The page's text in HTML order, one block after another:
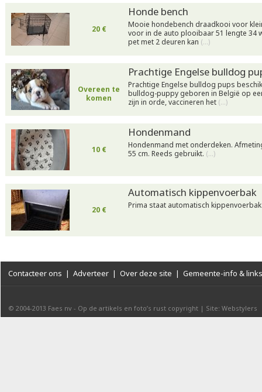
20 €
Honde bench
Mooie hondebench draadkooi voor
voor in de auto plooibaar 51 lengte 34
pet met 2 deuren kan (…)
Overeen te
komen
Prachtige Engelse bulldog
Prachtige Engelse bulldog pups
bulldog-puppy geboren in België op
zijn in orde, vaccineren het (…)
10 €
Hondenmand
Hondenmand met onderdeken.
55 cm. Reeds gebruikt. (…)
20 €
Automatisch kippenvoerbak
Prima staat automatisch
Contacteer ons | Adverteer | Over deze site | Gemeente-info & links
© 2004-2013 Faes nv - Op de artikels en foto’s rust copyright | Site: Webstylers